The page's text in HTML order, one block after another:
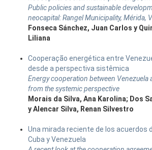
Public policies and sustainable
neocapital: Rangel Municipality, Mérida,
Fonseca Sánchez, Juan Carlos y
Liliana
Cooperação energética entre
desde a perspectiva sistêmica
Energy cooperation between Venezuela
from the systemic perspective
Morais da Silva, Ana Karolina; Dos
y Alencar Silva, Renan Silvestro
Una mirada reciente de los acuerdos
Cuba y Venezuela